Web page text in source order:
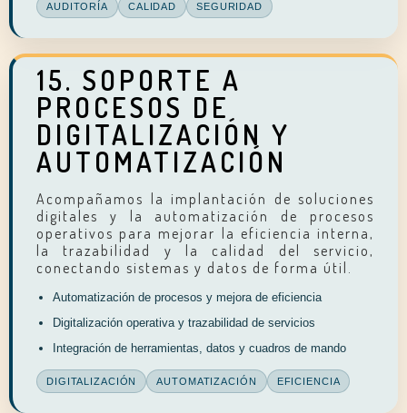
AUDITORÍA CALIDAD SEGURIDAD
15. SOPORTE A
PROCESOS DE
DIGITALIZACIÓN Y
AUTOMATIZACIÓN
Acompañamos la implantación de soluciones
digitales y la automatización de procesos
operativos para mejorar la eficiencia interna,
la trazabilidad y la calidad del servicio,
conectando sistemas y datos de forma útil.
Automatización de procesos y mejora de eficiencia
Digitalización operativa y trazabilidad de servicios
Integración de herramientas, datos y cuadros de mando
DIGITALIZACIÓN AUTOMATIZACIÓN EFICIENCIA